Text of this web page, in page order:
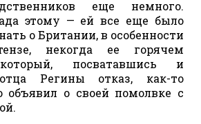
еще немного.
этому — ей все еще было
о Британии, в особенности
некогда ее горячем
посватавшись и
Регины отказ, как-то
объявил о своей помолвке с